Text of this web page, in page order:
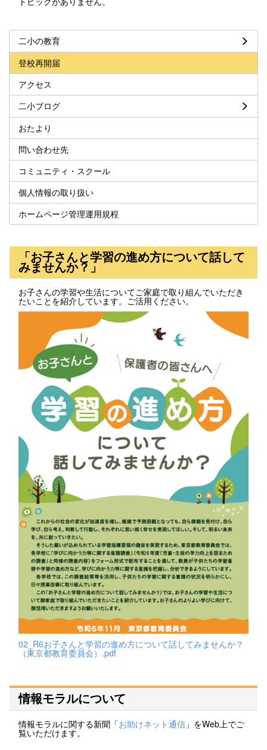
二小の教育
登校再開届
アクセス
二小ブログ
おたより
問い合わせ先
コミュニティ・スクール
個人情報の取り扱い
ホームページ管理運用規程
「お子さんと学習の進め方について話して
みませんか？」
お子さんの学習や生活についてご家庭で取り組んでいただき
たいことを紹介しています。ご活用ください。
02_R6お子さんと学習の進め方について話してみませんか？
（東京都教育委員会）.pdf
情報モラルについて
情報モラルに関する新聞「お助けネット通信 」をWeb上でご
覧いただけます。